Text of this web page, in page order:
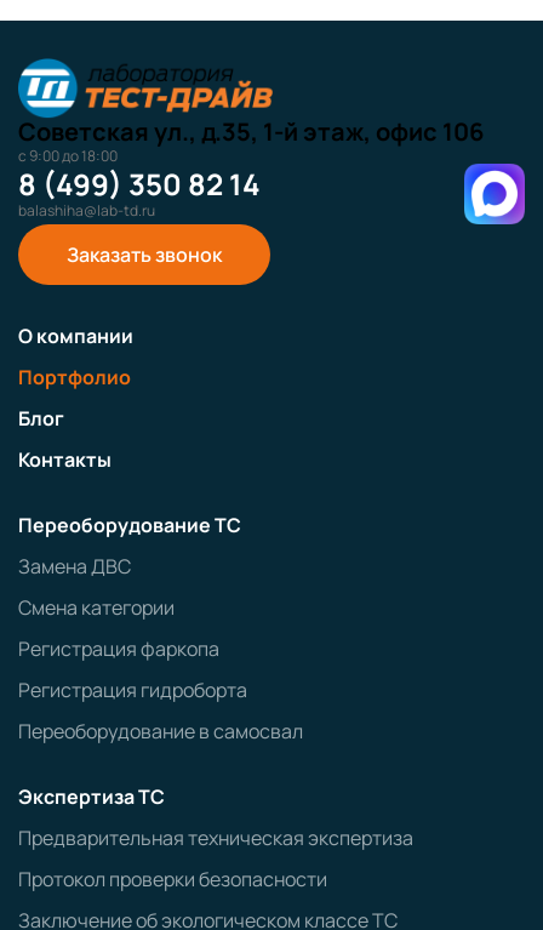
Советская ул., д.35, 1-й этаж, офис 106
с 9:00 до 18:00
8 (499) 350 82 14
balashiha@lab-td.ru
Заказать звонок
О компании
Портфолио
Блог
Контакты
Переоборудование ТС
Замена ДВС
Смена категории
Регистрация фаркопа
Регистрация гидроборта
Переоборудование в самосвал
Экспертиза ТС
Предварительная техническая экспертиза
Протокол проверки безопасности
Заключение об экологическом классе ТС